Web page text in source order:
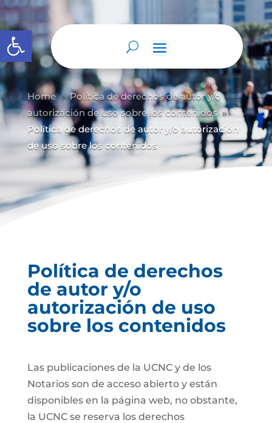
Abrir barra de herramientas
Home 9 Política de derechos de autor y/o
autorización de uso sobre los contenidos 9
Política de derechos de autor y/o autorización
de uso sobre los contenidos
Política de derechos
de autor y/o
autorización de uso
sobre los contenidos
Las publicaciones de la UCNC y de los
Notarios son de acceso abierto y están
disponibles en la página web, no obstante,
la UCNC se reserva los derechos